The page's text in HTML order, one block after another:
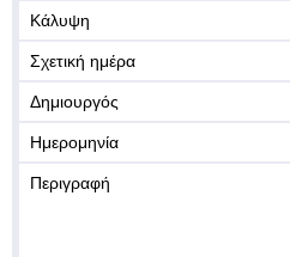
Κάλυψη
Σχετική ημέρα
Δημιουργός
Ημερομηνία
Περιγραφή